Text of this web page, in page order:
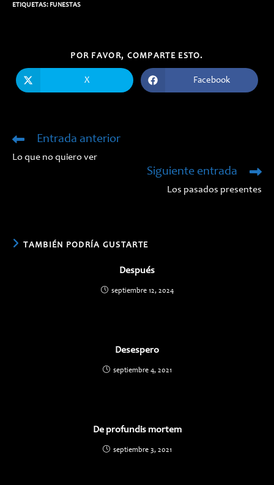
ETIQUETAS: FUNESTAS
POR FAVOR, COMPARTE ESTO.
CONTENIDO
abre
X
Se
abre
Facebook
Leer
artículos
Entrada anterior
Lo que no quiero ver
Siguiente entrada
Los pasados presentes
TAMBIÉN PODRÍA GUSTARTE
Después
septiembre 12, 2024
Desespero
septiembre 4, 2021
De profundis mortem
septiembre 3, 2021